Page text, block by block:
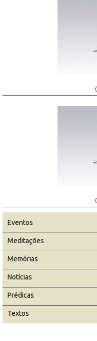
Eventos
Meditações
Memórias
Notícias
Prédicas
Textos